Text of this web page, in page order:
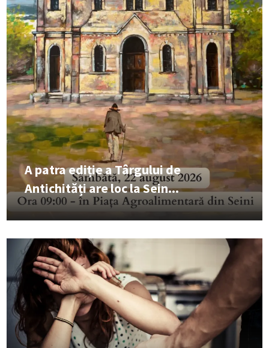
A patra ediție a Târgului de
Antichități are loc la Sein...